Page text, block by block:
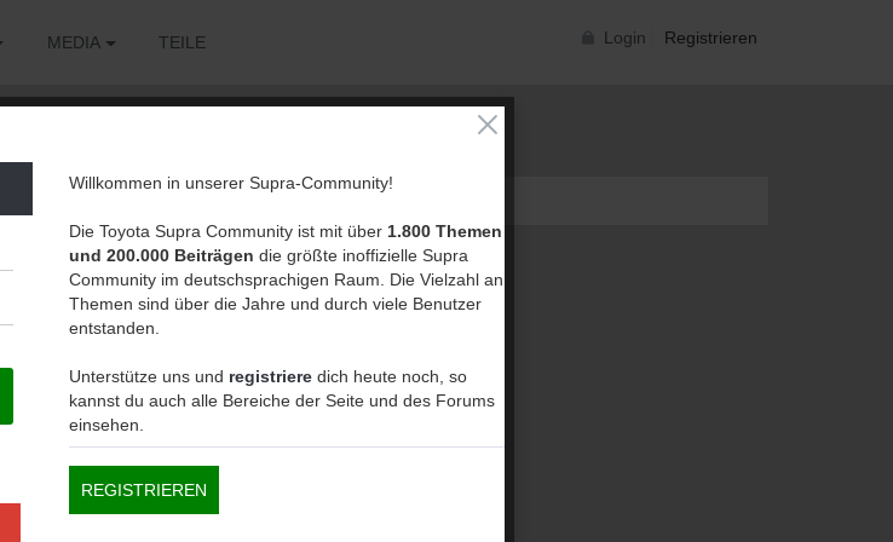
Login Registrieren
MEDIA TEILE
Willkommen in unserer Supra-Community!
Die Toyota Supra Community ist mit über 1.800 Themen
und 200.000 Beiträgen die größte inoffizielle Supra
Community im deutschsprachigen Raum. Die Vielzahl an
Themen sind über die Jahre und durch viele Benutzer
entstanden.
Unterstütze uns und registriere dich heute noch, so
kannst du auch alle Bereiche der Seite und des Forums
einsehen.
REGISTRIEREN